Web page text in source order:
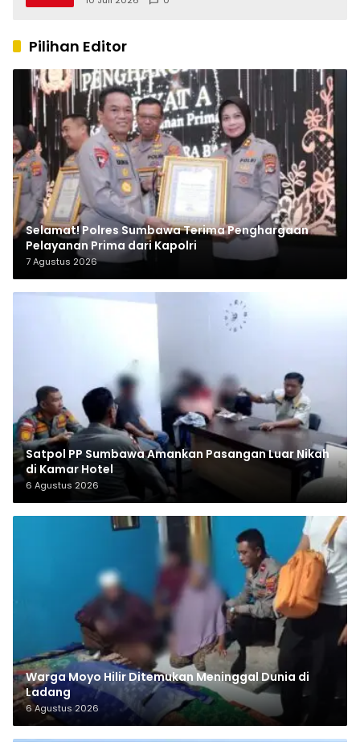
Pilihan Editor
Selamat! Polres Sumbawa Terima Penghargaan
Pelayanan Prima dari Kapolri
7 Agustus 2026
Satpol PP Sumbawa Amankan Pasangan Luar Nikah
di Kamar Hotel
6 Agustus 2026
Warga Moyo Hilir Ditemukan Meninggal Dunia di
Ladang
6 Agustus 2026